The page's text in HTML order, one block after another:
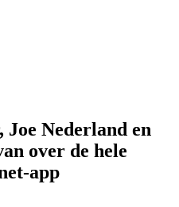
Nederland en
over de hele
app